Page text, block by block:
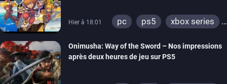
Hier à 18:01 pc ps5
xbox series
Onimusha: Way of the Sword – Nos impressions
après deux heures de jeu sur PS5